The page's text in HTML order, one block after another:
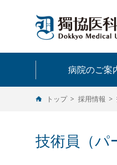
病院のご案
トップ 採用情報
技術員（